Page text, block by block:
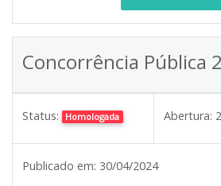
Concorrência Pública
Status: Homologada Abertura:
Publicado em: 30/04/2024